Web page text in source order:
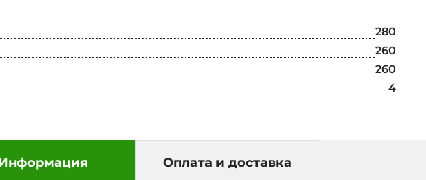
280
260
260
4
Оплата и доставка